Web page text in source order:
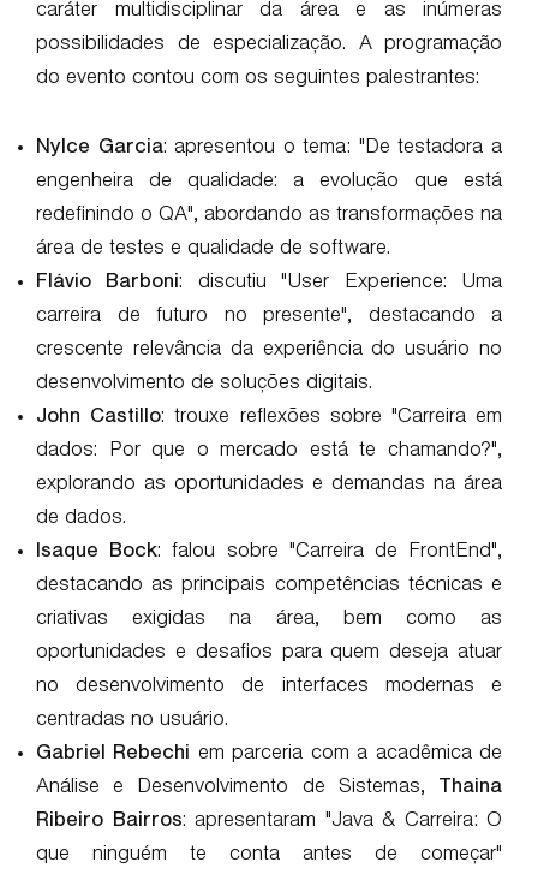
caráter multidisciplinar da área e as inúmeras
possibilidades de especialização. A programação
do evento contou com os seguintes palestrantes:
Nylce Garcia: apresentou o tema: "De testadora a
engenheira de qualidade: a evolução que está
redefinindo o QA", abordando as transformações na
área de testes e qualidade de software.
Flávio Barboni: discutiu "User Experience: Uma
carreira de futuro no presente", destacando a
crescente relevância da experiência do usuário no
desenvolvimento de soluções digitais.
John Castillo: trouxe reflexões sobre "Carreira em
dados: Por que o mercado está te chamando?",
explorando as oportunidades e demandas na área
de dados.
Isaque Bock: falou sobre "Carreira de FrontEnd",
destacando as principais competências técnicas e
criativas exigidas na área, bem como as
oportunidades e desafios para quem deseja atuar
no desenvolvimento de interfaces modernas e
centradas no usuário.
Gabriel Rebechi em parceria com a acadêmica de
Análise e Desenvolvimento de Sistemas,
Thaina
Ribeiro Bairros: apresentaram "Java & Carreira: O
que ninguém te conta antes de começar"